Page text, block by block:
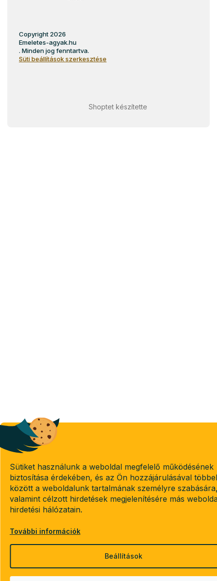
Sütiket használunk a weboldal megfelelő működésének
biztosítása érdekében, és az Ön hozzájárulásával
között a weboldalunk tartalmának személyre
valamint célzott hirdetések megjelenítésére más
hirdetési hálózatain.
További információk
Beállítások
Shoptet készítette
Copyright 2026
Emeletes-agyak.hu
. Minden jog fenntartva.
Süti beállítások szerkesztése